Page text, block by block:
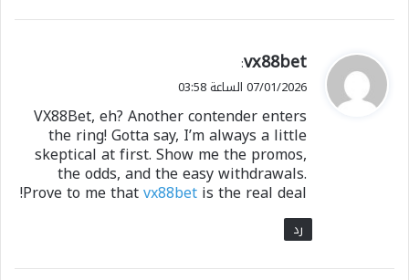
ي
ق
ل
vx88bet
:
07/01/2026 الساعة 03:58
VX88Bet, eh? Another contender enters
the ring! Gotta say, I’m always a little
skeptical at first. Show me the promos,
the odds, and the easy withdrawals.
Prove to me thatvx88betis the real deal!
رد